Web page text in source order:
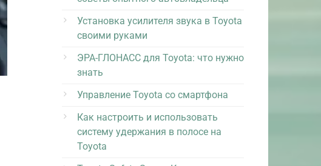
Установка усилителя звука в Toyota
своими руками
ЭРА-ГЛОНАСС для Toyota: что нужно
знать
Управление Toyota со смартфона
Как настроить и использовать
систему удержания в полосе на
Toyota